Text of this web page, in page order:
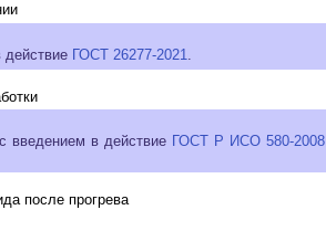
действие ГОСТ 26277-2021
введением в действие ГОСТ Р ИСО 580-2008
после прогрева